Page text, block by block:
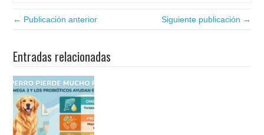
← Publicación anterior Siguiente publicación →
Entradas relacionadas